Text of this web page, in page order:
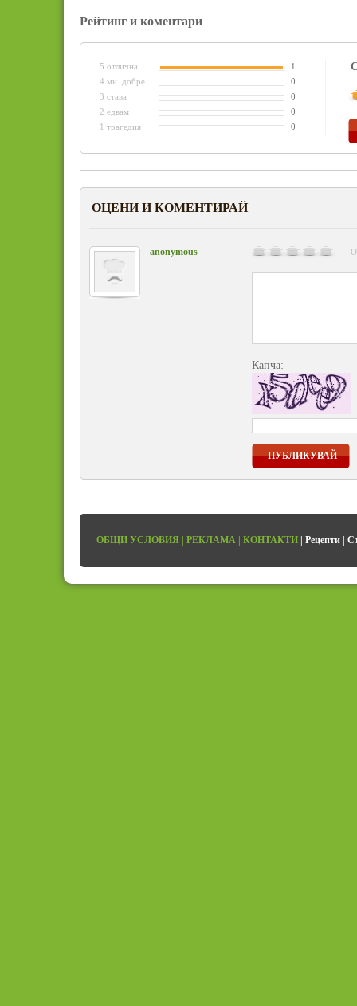
Рейтинг и коментари
5 отлична
1
4 мн. добре
0
3 става
0
2 едвам
0
1 трагедия
0
ОЦЕНИ И КОМЕНТИРАЙ
anonymous
Капча:
ПУБЛИКУВАЙ
ОБЩИ УСЛОВИЯ | РЕКЛАМА | КОНТАКТИ | Рецепти |